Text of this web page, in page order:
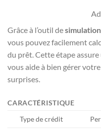
Grâce à l’outil de
vous pouvez facilement
du prêt. Cette étape
vous aide à bien gérer
surprises.
CARACTÉRISTIQUE
Type de crédit